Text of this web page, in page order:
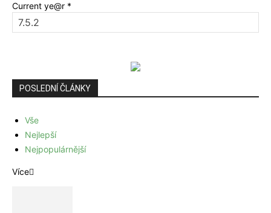
Current ye@r *
POSLEDNÍ ČLÁNKY
Vše
Nejlepší
Nejpopulárnější
Více